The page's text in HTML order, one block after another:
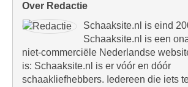
Over Redactie
Schaaksite.nl is eind
Schaaksite.nl is een
niet-commerciële Nederlandse
is: Schaaksite.nl is er vóór en dóór
schaakliefhebbers. Iedereen die iets